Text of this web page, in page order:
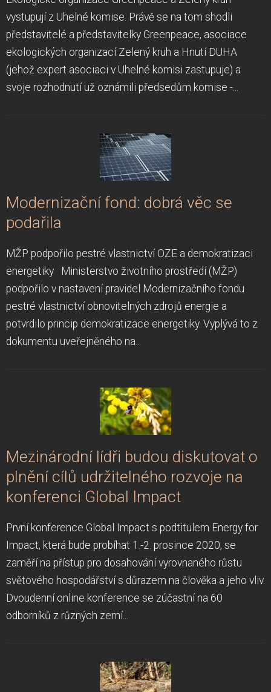
vystupují z Uhelné komise. Právě se na tom shodli
představitelé a představitelky Greenpeace, asociace
ekologických organizací Zelený kruh a Hnutí DUHA
(jehož expert asociaci v Uhelné komisi zastupuje) a
svoje rozhodnutí už oznámili předsedům komise -...
Modernizační fond: dobrá věc se
podařila
MŽP podpořilo pestré vlastnictví OZE a demokratizaci
energetiky Ministerstvo životního prostředí (MŽP)
podpořilo v nastavení pravidel Modernizačního fondu
pestré vlastnictví obnovitelných zdrojů energie a
potvrdilo princip demokratizace energetiky. Vyplývá to z
dokumentu uveřejněného na...
Mezinárodní lídři budou diskutovat o
plnění cílů udržitelného rozvoje na
konferenci Global Impact
První konference Global Impact s podtitulem Energy for
Impact, která bude probíhat 1.-2. prosince 2020, se
zaměří na přístup pro dosahování vyrovnaného růstu
světového hospodářství s důrazem na člověka a jeho vliv.
Dvoudenní online konference se zúčastní na 60
odborníků z různých zemí...